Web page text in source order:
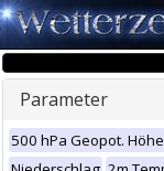
Parameter
500 hPa Geopot. Höhe